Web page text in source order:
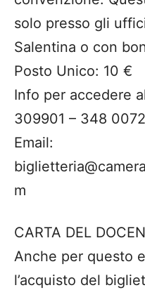
solo presso gli
Salentina o con
Posto Unico: 10 €
Info per accedere
309901 – 348
Email:
m
CARTA DEL
Anche per questo
l’acquisto del